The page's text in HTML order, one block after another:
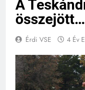
A
összejött…
Érdi VSE 4 Év